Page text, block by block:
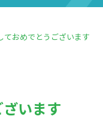
ておめでとうございます
います